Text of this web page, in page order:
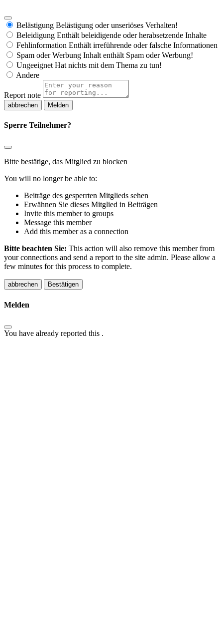
Belästigung Belästigung oder unseriöses Verhalten!
Beleidigung Enthält beleidigende oder herabsetzende Inhalte
Fehlinformation Enthält irreführende oder falsche Informationen
Spam oder Werbung Inhalt enthält Spam oder Werbung!
Ungeeignet Hat nichts mit dem Thema zu tun!
Andere
Report note
Melden
Sperre Teilnehmer?
Bitte bestätige, das Mitglied zu blocken
You will no longer be able to:
Beiträge des gesperrten Mitglieds sehen
Erwähnen Sie dieses Mitglied in Beiträgen
Invite this member to groups
Message this member
Add this member as a connection
Bitte beachten Sie: This action will also remove this member from
your connections and send a report to the site admin. Please allow a
few minutes for this process to complete.
Bestätigen
Melden
You have already reported this .